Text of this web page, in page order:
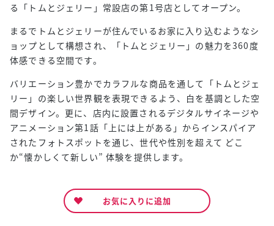
る「トムとジェリー」常設店の第1号店としてオープン。
まるでトムとジェリーが住んでいるお家に入り込むようなシ
ョップとして構想され、「トムとジェリー」の魅力を360度
体感できる空間です。
バリエーション豊かでカラフルな商品を通して「トムとジェ
リー」の楽しい世界観を表現できるよう、白を基調とした空
間デザイン。更に、店内に設置されるデジタルサイネージや
アニメーション第1話「上には上がある」からインスパイア
されたフォトスポットを通じ、世代や性別を超えて どこ
か“懐かしくて新しい” 体験を提供します。
お気に入りに追加